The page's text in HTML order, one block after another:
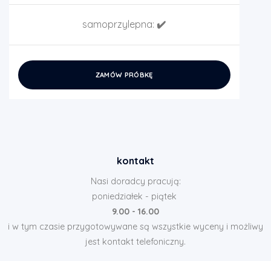
samoprzylepna: ✔️
ZAMÓW PRÓBKĘ
kontakt
Nasi doradcy pracują:
poniedziałek - piątek
9.00 - 16.00
i w tym czasie przygotowywane są wszystkie wyceny i możliwy
jest kontakt telefoniczny.